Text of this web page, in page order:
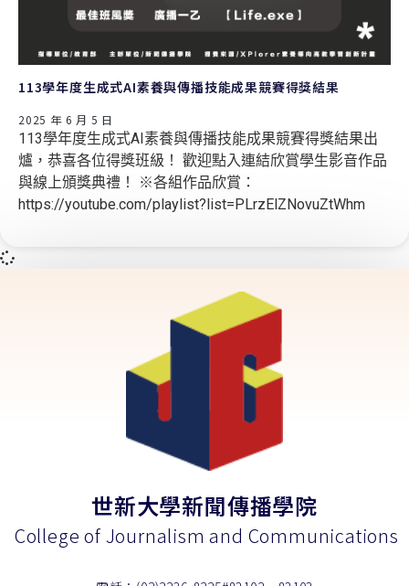
113學年度生成式AI素養與傳播技能成果競賽得獎結果
2025 年 6 月 5 日
113學年度生成式AI素養與傳播技能成果競賽得獎結果出
爐，恭喜各位得獎班級！ 歡迎點入連結欣賞學生影音作品
與線上頒獎典禮！ ※各組作品欣賞：
https://youtube.com/playlist?list=PLrzElZNovuZtWhm
世新大學新聞傳播學院
College of Journalism and Communications